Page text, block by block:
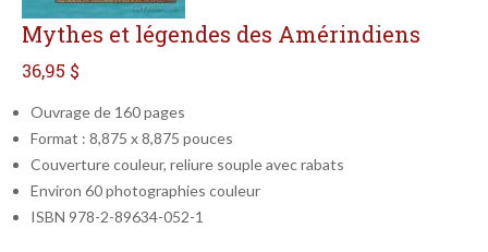
Mythes et légendes des Amérindiens
36,95 $
Ouvrage de 160 pages
Format : 8,875 x 8,875 pouces
Couverture couleur, reliure souple avec rabats
Environ 60 photographies couleur
ISBN 978-2-89634-052-1